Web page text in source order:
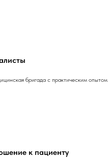
бригада с практическим опытом.
к пациенту